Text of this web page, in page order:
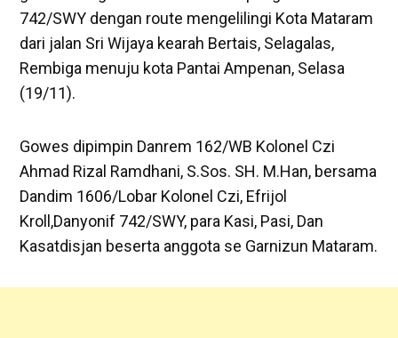
742/SWY dengan route mengelilingi Kota Mataram
dari jalan Sri Wijaya kearah Bertais, Selagalas,
Rembiga menuju kota Pantai Ampenan, Selasa
(19/11).
Gowes dipimpin Danrem 162/WB Kolonel Czi
Ahmad Rizal Ramdhani, S.Sos. SH. M.Han, bersama
Dandim 1606/Lobar Kolonel Czi, Efrijol
Kroll,Danyonif 742/SWY, para Kasi, Pasi, Dan
Kasatdisjan beserta anggota se Garnizun Mataram.